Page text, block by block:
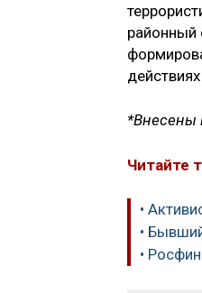
районный
*Внесены
Читайте
•
•
•